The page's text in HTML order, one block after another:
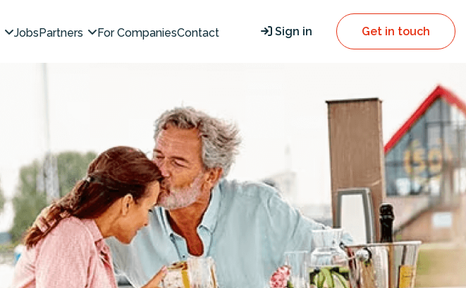
JobsPartners For CompaniesContact Sign in Get in touch